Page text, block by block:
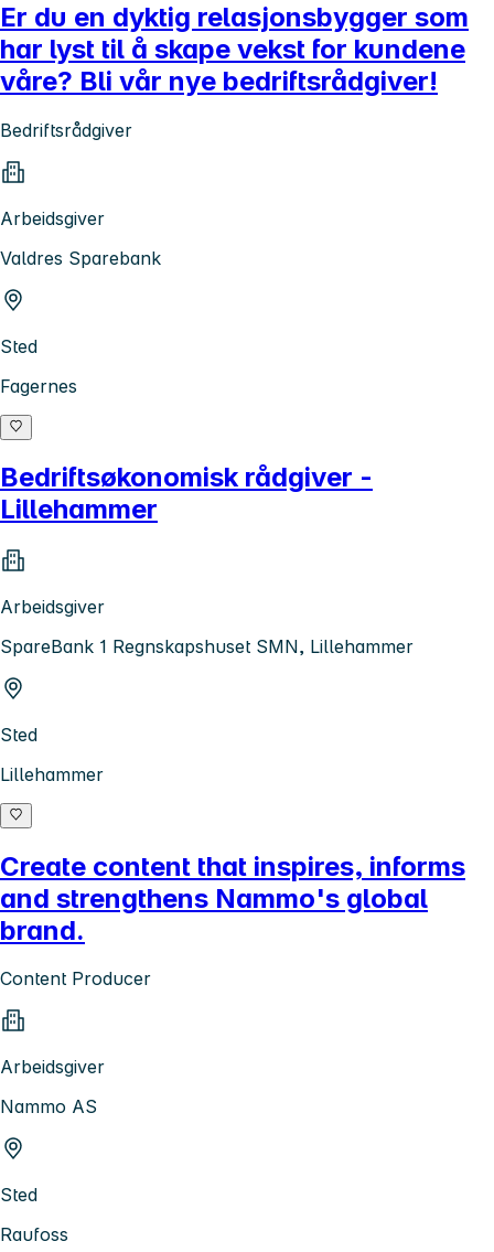
Er du en dyktig relasjonsbygger som
har lyst til å skape vekst for kundene
våre? Bli vår nye bedriftsrådgiver!
Bedriftsrådgiver
Arbeidsgiver
Valdres Sparebank
Sted
Fagernes
Bedriftsøkonomisk rådgiver -
Lillehammer
Arbeidsgiver
SpareBank 1 Regnskapshuset SMN, Lillehammer
Sted
Lillehammer
Create content that inspires, informs
and strengthens Nammo's global
brand.
Content Producer
Arbeidsgiver
Nammo AS
Sted
Raufoss